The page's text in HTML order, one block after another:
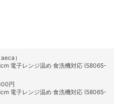
）
電子レンジ温め 食洗機対応 (58065-
円
電子レンジ温め 食洗機対応 (58065-